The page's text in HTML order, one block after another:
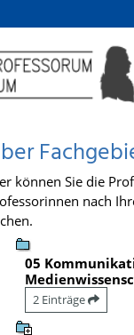
können Sie die
nach
05
2 Einträge